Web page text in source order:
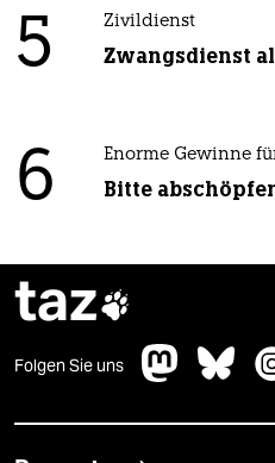
5 Zivildienst
Zwangsdienst
6 Enorme Gewinne
Bitte
taz
Folgen Sie uns